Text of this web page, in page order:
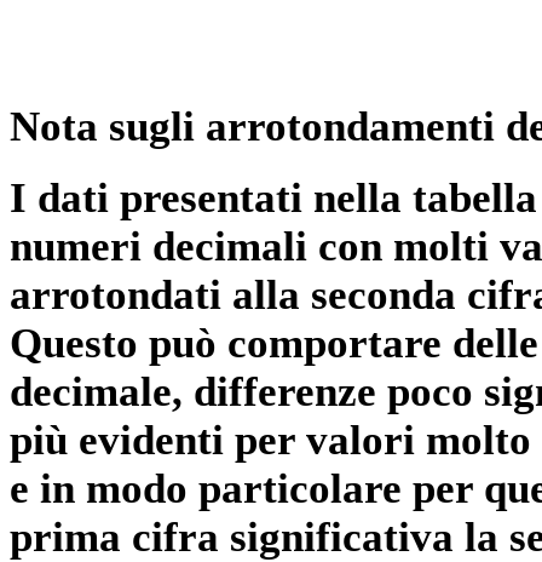
Nota sugli arrotondamenti
I dati presentati nella
numeri decimali con molti
arrotondati alla seconda
Questo può comportare
decimale, differenze poco
più evidenti per valori
e in modo particolare per
prima cifra significativa la